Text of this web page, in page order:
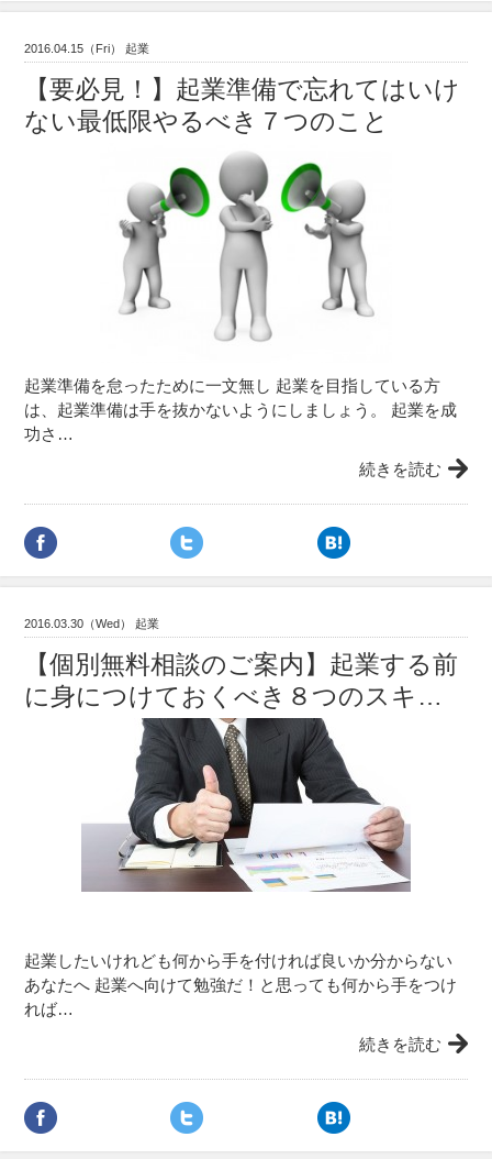
2016.04.15（Fri） 起業
【要必見！】起業準備で忘れてはいけ
ない最低限やるべき７つのこと
起業準備を怠ったために一文無し 起業を目指している方
は、起業準備は手を抜かないようにしましょう。 起業を成
功さ…
続きを読む
2016.03.30（Wed） 起業
【個別無料相談のご案内】起業する前
に身につけておくべき８つのスキ…
起業したいけれども何から手を付ければ良いか分からない
あなたへ 起業へ向けて勉強だ！と思っても何から手をつけ
れば…
続きを読む